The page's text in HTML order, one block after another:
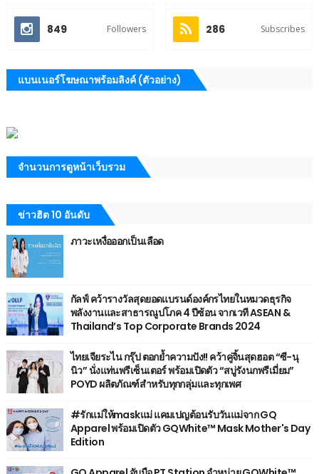
849 Followers 286 Subscribes
แบนเนอร์โฆษณาพร้อมลิงค์ (ตัวอย่าง)
จำนวนการดูหน้าเว็บรวม
ข่าวฮิต 10 อันดับ
ภาวะเหงื่อออกเป็นเลือด
กัลฟ์ คว้ารางวัลสุดยอดแบรนด์องค์กรไทยในหมวดธุรกิจ
พลังงานและสาธารณูปโภค 4 ปีซ้อน จากเวที ASEAN &
Thailand’s Top Corporate Brands 2024
ไทยเจียระไน กรุ๊ป ตอกย้ำความปัง!! คว้าคู่จิ้นสุดฮอต “ซี-นุ
นิว” นั่งแท่นพรีเซ็นเตอร์ พร้อมเปิดตัว “สบู่รังนกพรีเมี่ยม”
POYD ผลิตภัณฑ์สำหรับทุกกลุ่มและทุกเพศ
#รักแม่ให้maskแม่ แคมเปญต้อนรับวันแม่จาก GQ
Apparel พร้อมเปิดตัว GQWhite™ Mask Mother's Day
Edition